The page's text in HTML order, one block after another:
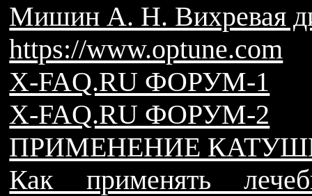
Мишин А. Н. Вихревая
https://www.optune.com
X-FAQ.RU ФОРУМ-1
X-FAQ.RU ФОРУМ-2
ПРИМЕНЕНИЕ
Как применять